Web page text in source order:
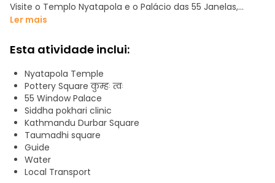
Visite o Templo Nyatapola e o Palácio das 55 Janelas,
maravilhando-se com a grandiosidade do templo e o
11:15 - 12:30: Praça da Olaria
Explore a Praça da Olaria, observe os oleiros a trabalhar e
experimente fazer cerâmica tradicional.
12:45 - 13:30 HORAS: Almoço
Desfrute de um almoço tradicional Newari num
restaurante local, saboreando os sabores únicos de
Bhaktapur.
13:45H - 14:30H: Praça Taumadhi
Dirija-se à Praça Taumadhi para admirar o icónico Templo
Ler mais
Esta atividade inclui:
Nyatapola Temple
Pottery Square कुम्हः त्वः
55 Window Palace
Siddha pokhari clinic
Kathmandu Durbar Square
Taumadhi square
Guide
Water
Local Transport